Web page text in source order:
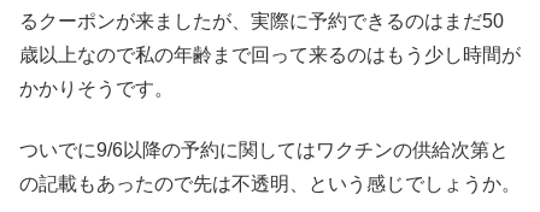
るクーポンが来ましたが、実際に予約できるのはまだ50
歳以上なので私の年齢まで回って来るのはもう少し時間が
かかりそうです。
ついでに9/6以降の予約に関してはワクチンの供給次第と
の記載もあったので先は不透明、という感じでしょうか。